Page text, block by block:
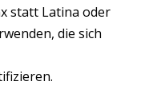
statt Latina oder
die sich